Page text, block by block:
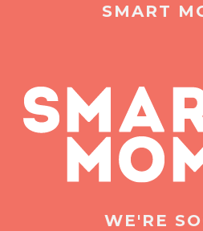
SMART
WE'RE